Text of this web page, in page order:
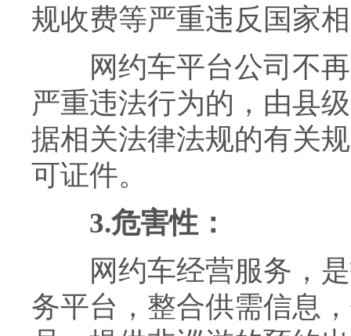
规收费等严重违反国家
网约车平台公司不再
严重违法行为的，由县
据相关法律法规的有关
可证件。
3.危害性：
网约车经营服务，是
务平台，整合供需信息